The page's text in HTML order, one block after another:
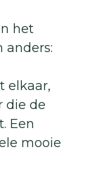
het
anders:
elkaar,
die de
Een
mooie